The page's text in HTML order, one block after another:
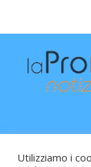
Utilizziamo i